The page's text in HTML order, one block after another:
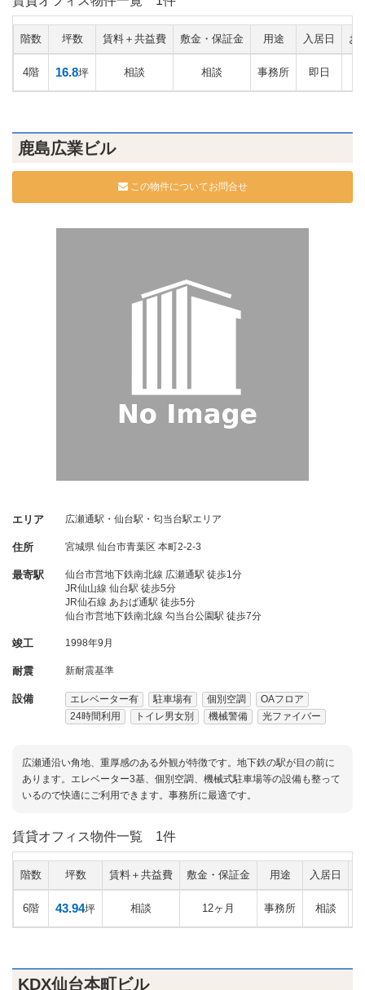
階数 坪数 賃料＋共益費 敷金・保証金 用途 入居日 お
4階 16.8坪 相談 相談 事務所 即日
鹿島広業ビル
この物件についてお問合せ
エリア 広瀬通駅・仙台駅・匂当台駅エリア
住所 宮城県 仙台市青葉区 本町2-2-3
最寄駅
仙台市営地下鉄南北線 広瀬通駅 徒歩1分
JR仙山線 仙台駅 徒歩5分
JR仙石線 あおば通駅 徒歩5分
仙台市営地下鉄南北線 勾当台公園駅 徒歩7分
竣工 1998年9月
耐震 新耐震基準
設備 エレベーター有 駐車場有 個別空調
OAフロア
24時間利用
トイレ男女別 機械警備 光ファイバー
広瀬通沿い角地、重厚感のある外観が特徴です。地下鉄の駅が目の前に
あります。エレベーター3基、個別空調、機械式駐車場等の設備も整って
いるので快適にご利用できます。事務所に最適です。
賃貸オフィス物件一覧 1件
階数 坪数 賃料＋共益費 敷金・保証金 用途 入居日
6階 43.94坪 相談 12ヶ月 事務所 相談
KDX仙台本町ビル